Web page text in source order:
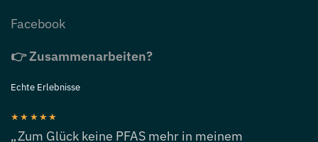
Facebook
👉 Zusammenarbeiten?
Echte Erlebnisse
★★★★★
„Zum Glück keine PFAS mehr in meinem